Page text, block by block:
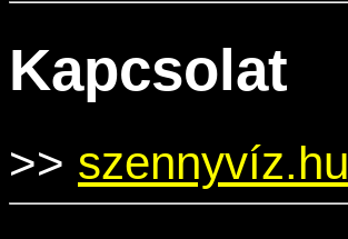
Kapcsolat
>> szennyvíz.hu